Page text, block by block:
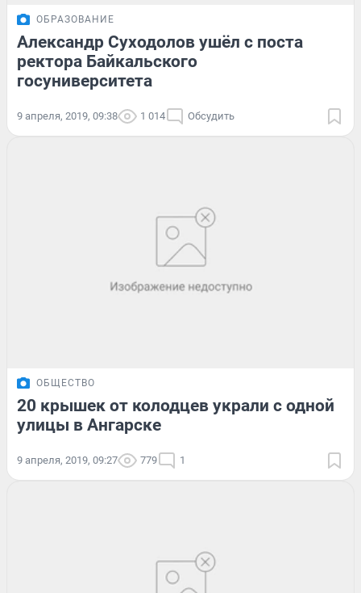
ОБРАЗОВАНИЕ
Александр Суходолов ушёл с поста
ректора Байкальского
госуниверситета
9 апреля, 2019, 09:38 1 014 Обсудить
ОБЩЕСТВО
20 крышек от колодцев украли с одной
улицы в Ангарске
9 апреля, 2019, 09:27 779 1